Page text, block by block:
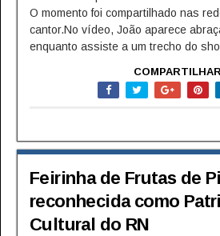
O momento foi compartilhado nas
cantor.No vídeo, João aparece
enquanto assiste a um trecho do
Feirinha de Frutas de
reconhecida como
Cultural do RN